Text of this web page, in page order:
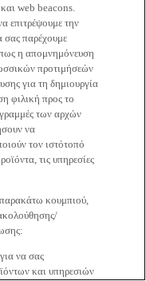
web beacons.
επιτρέψουμε την
σας παρέχουμε
η απομνημόνευση
προτιμήσεών
για τη δημιουργία
φιλική προς το
των αρχών
να
τον ιστότοπό
τις υπηρεσίες
κουμπιού,
να σας
και υπηρεσιών